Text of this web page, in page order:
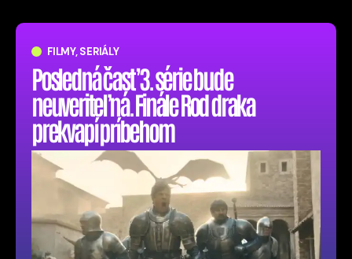
FILMY, SERIÁLY
Posledná časť 3. série bude
neuveriteľná. Finále Rod draka
prekvapí príbehom